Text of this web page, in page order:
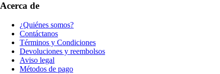
Acerca de
¿Quiénes somos?
Contáctanos
Términos y Condiciones
Devoluciones y reembolsos
Aviso legal
Métodos de pago